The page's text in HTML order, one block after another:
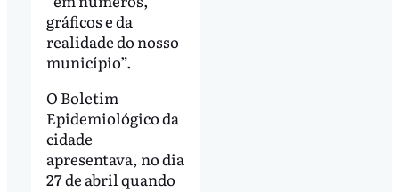
gráficos e da
realidade do nosso
município”.
O Boletim
Epidemiológico da
cidade
apresentava, no dia
27 de abril quando